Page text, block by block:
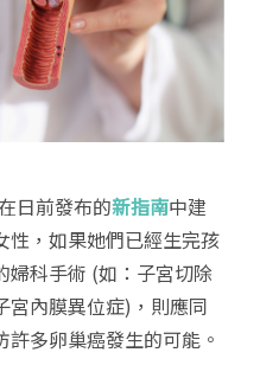
日前發布的新指南中建
性，如果她們已經生完孩
婦科手術 (如：子宮切除
宮內膜異位症)，則應同
多卵巢癌發生的可能。